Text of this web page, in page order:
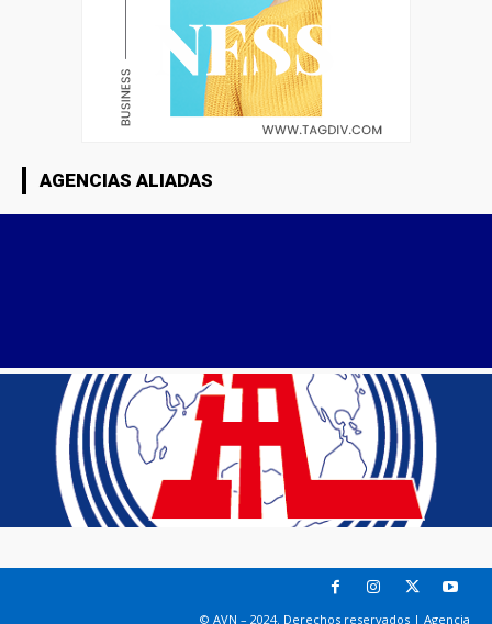
AGENCIAS ALIADAS
© AVN – 2024. Derechos reservados | Agencia